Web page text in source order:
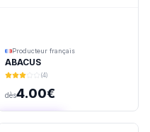
Producteur français
ABACUS
(4)
dès4.00€
Ajout rapide